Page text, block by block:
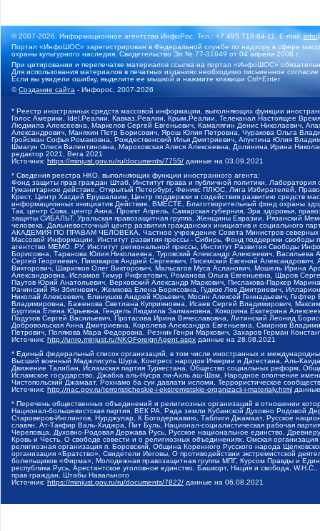
© 2007-2026, Информационное агентство ИнфоРос. Тел.: +7 495 718-84-11, E-mail:
Портал «ИнфоШОС» зарегистрирован в Федеральной службе по надзору в сфере
охраны культурного наследия. Свидетельство Эл № 77-31649 от 04 апреля 2008 г.
При цитировании и перепечатке материалов ссылка на портал «ИнфоШОС»
Для использования материалов в печатных изданиях необходимо письменное
Если вы увидели ошибку, выделите ее мышкой и нажмите клавиши Ctrl+Enter
©Создание сайта - Инфорос, 2007-2026
* Реестр иностранных средств массовой информации, выполняющих функции
Голос Америки, Idel.Реалии, Кавказ.Реалии, Крым.Реалии, Телеканал Настоящее
Людмила Алексеевна, Маркелов Сергей Евгеньевич, Камалягин Денис Николаевич,
Александрович, Маняхин Петр Борисович, Ярош Юлия Петровна, Чуракова Ольга
Гройсман Софья Романовна, Рождественский Илья Дмитриевич, Апухтина Юлия
Шмагун Олеся Валентиновна, Мароховская Алеся Алексеевна, Долинина Ирина
редактор 2021, Вега 2021
Источник: https://minjust.gov.ru/ru/documents/7755/ данные на 03.09.2021
* Сведения реестра НКО, выполняющих функции иностранного агента:
Фонд защиты прав граждан Штаб, Институт права и публичной политики,
Гуманитарное действие, Открытый Петербург, Феникс ПЛЮС, Лига Избирателей,
Крест, Центр Хасдей Ерушалаим, Центр поддержки и содействия развитию средств
информационных инициатив Действие, ВМЕСТЕ, Благотворительный фонд охраны
Так, центр Сова, центр Анна, Проект Апрель, Самарская губерния, Эра здоровья,
защиты СИБАЛЬТ, Уральская правозащитная группа, Женщины Евразии, Рязанский
человека, Дальневосточный центр развития гражданских инициатив и социального
АКАДЕМИЯ ПО ПРАВАМ ЧЕЛОВЕКА, Частное учреждение Совета Министров северных
Массовой Информации, Институт развития прессы - Сибирь, Фонд поддержки
агентство МЕМО. РУ, Институт региональной прессы, Институт Развития Свободы
Борисовна, Таранова Юлия Николаевна, Туровский Александр Алексеевич,
Сергей Георгиевич, Пивоваров Андрей Сергеевич, Писемский Евгений
Викторович, Шарипков Олег Викторович, Мальсагов Муса Асланович, Мошель Ирина
Александровна, Исламов Тимур Рифгатович, Романова Ольга Евгеньевна, Щаров
Паутов Юрий Анатольевич, Верховский Александр Маркович, Пислакова-Паркер
Рачинский Ян Збигневич, Жемкова Елена Борисовна, Гудков Лев Дмитриевич,
Николай Алексеевич, Блинушов Андрей Юрьевич, Мосин Алексей Геннадьевич,
Владимировна, Баженова Светлана Куприяновна, Исаев Сергей Владимирович,
Буртина Елена Юрьевна, Гендель Людмила Залмановна, Кокорина Екатерина
Подузов Сергей Васильевич, Протасова Ирина Вячеславовна, Литинский Леонид
Добровольская Анна Дмитриевна, Королева Александра Евгеньевна, Смирнов
Петрович, Полякова Мара Федоровна, Резник Генри Маркович, Захаров Герман
Источник: http://unro.minjust.ru/NKOForeignAgent.aspx данные на 28.08.2021
* Единый федеральный список организаций, в том числе иностранных и
Высший военный Маджлисуль Шура, Конгресс народов Ичкерии и Дагестана, Аль-
Движение Талибан, Исламская партия Туркестана, Общество социальных реформ,
Исламское государство, Джабха аль-Нусра ли-Ахль аш-Шам, Народное ополчение
Чистопольский Джамаат, Рохнамо ба суи давлати исломи, Террористическое
Источник: http://nac.gov.ru/terroristicheskie-i-ekstremistskie-organizacii-i-materialy.html
* Перечень общественных объединений и религиозных организаций в отношении
Национал-большевистская партия, ВЕК РА, Рада земли Кубанской Духовно Родовой
Староверов-Инглингов, Нурджулар, К Богодержавию, Таблиги Джамаат, Русское
славян, Ат-Такфир Валь-Хиджра, Пит Буль, Национал-социалистическая рабочая
Череповца, Духовно-Родовая Держава Русь, Русское национальное единство,
Кровь и Честь, О свободе совести и о религиозных объединениях, Омская
религиозная организация п. Боровский, Община Коренного Русского народа
организация «Братство», Свидетели Иеговы, О противодействии экстремистской
болельщиков «Фирма», Молодежная правозащитная группа МПГ, Курсом Правды и
республика Русь, Арестантское уголовное единство, Башкорт, Нация и свобода,
прав граждан, Штабы Навального
Источник: https://minjust.gov.ru/ru/documents/7822/ данные на 06.08.2021